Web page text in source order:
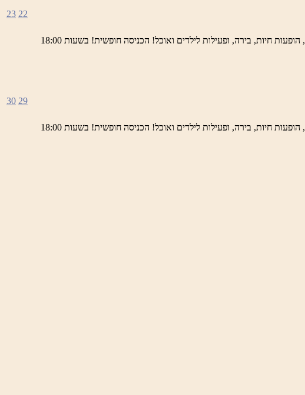
ימי חמישי באתר השחזור בראש פינה מוזמנים לחוויה תרבותית, להנות מהיופי של ראש פינה העתיקה, עם שלל גלריות, דוכנים, הופעות חיות, בירה, ופעילות לילדים ואוכל! הכניסה חופשית! בשעות 18:00
22
23
ימי חמישי באתר השחזור בראש פינה מוזמנים לחוויה תרבותית, להנות מהיופי של ראש פינה העתיקה, עם שלל גלריות, דוכנים, הופעות חיות, בירה, ופעילות לילדים ואוכל! הכניסה חופשית! בשעות 18:00
29
30